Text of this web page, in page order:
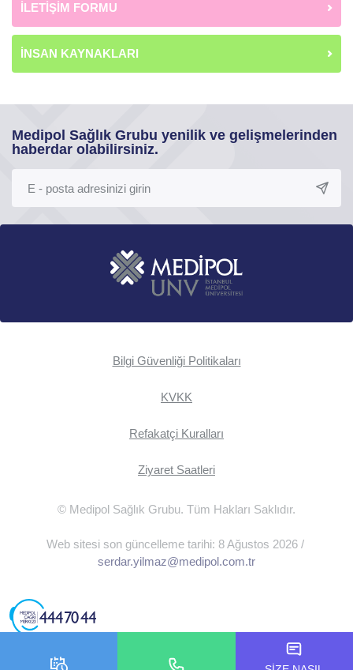
İLETİŞİM FORMU
İNSAN KAYNAKLARI
Medipol Sağlık Grubu yenilik ve gelişmelerinden
haberdar olabilirsiniz.
Bilgi Güvenliği Politikaları
KVKK
Refakatçi Kuralları
Ziyaret Saatleri
© Medipol Sağlık Grubu. Tüm Hakları Saklıdır.
Web sitesi son güncelleme tarihi: 8 Ağustos 2026 /
serdar.yilmaz@medipol.com.tr